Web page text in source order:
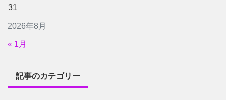
2026年8月
31
« 1月
記事のカテゴリー